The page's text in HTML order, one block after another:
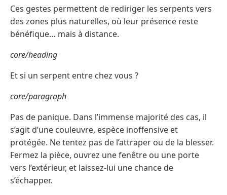
Ces gestes permettent de rediriger les serpents vers
des zones plus naturelles, où leur présence reste
bénéfique… mais à distance.
core/heading
Et si un serpent entre chez vous ?
core/paragraph
Pas de panique. Dans l’immense majorité des cas, il
s’agit d’une couleuvre, espèce inoffensive et
protégée. Ne tentez pas de l’attraper ou de la blesser.
Fermez la pièce, ouvrez une fenêtre ou une porte
vers l’extérieur, et laissez-lui une chance de
s’échapper.